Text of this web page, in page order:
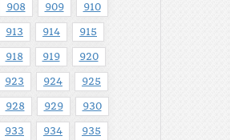
908 909 910
913 914 915
918 919 920
923 924 925
928 929 930
933 934 935